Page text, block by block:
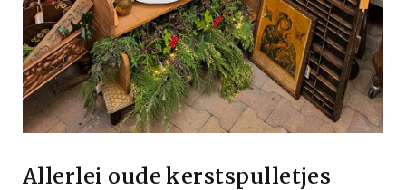
Allerlei oude kerstspulletjes